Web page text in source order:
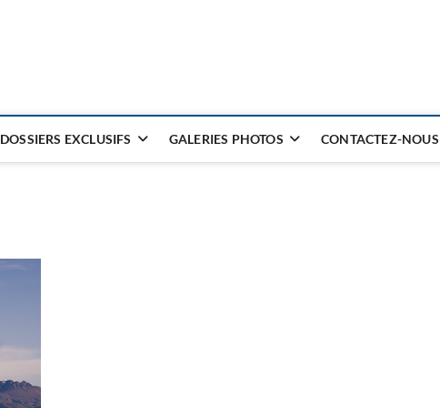
DOSSIERS EXCLUSIFS GALERIES PHOTOS CONTACTEZ-